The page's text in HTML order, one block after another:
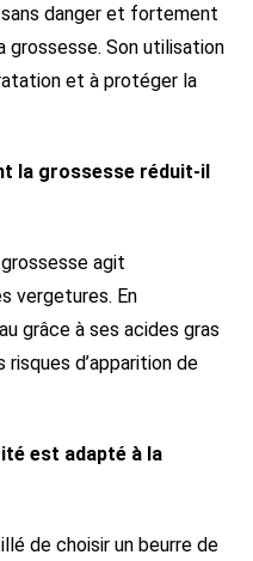
danger et fortement
grossesse. Son utilisation
et à protéger la
la grossesse réduit-il
agit
vergetures. En
grâce à ses acides gras
d’apparition de
est adapté à la
de choisir un beurre de